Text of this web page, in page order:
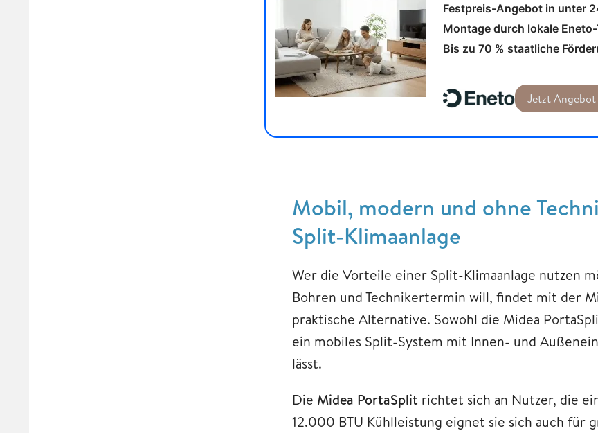
Festpreis-Angebot in unter
Montage durch lokale
Bis zu 70 % staatliche
Jetzt
Mobil, modern und ohne
Split-Klimaanlage
Wer die Vorteile einer Split-Klimaanlage nutzen
Bohren und Technikertermin will, findet mit der
praktische Alternative. Sowohl die Midea
ein mobiles Split-System mit Innen- und
lässt.
Die Midea PortaSplit richtet sich an Nutzer, die
12.000 BTU Kühlleistung eignet sie sich auch für